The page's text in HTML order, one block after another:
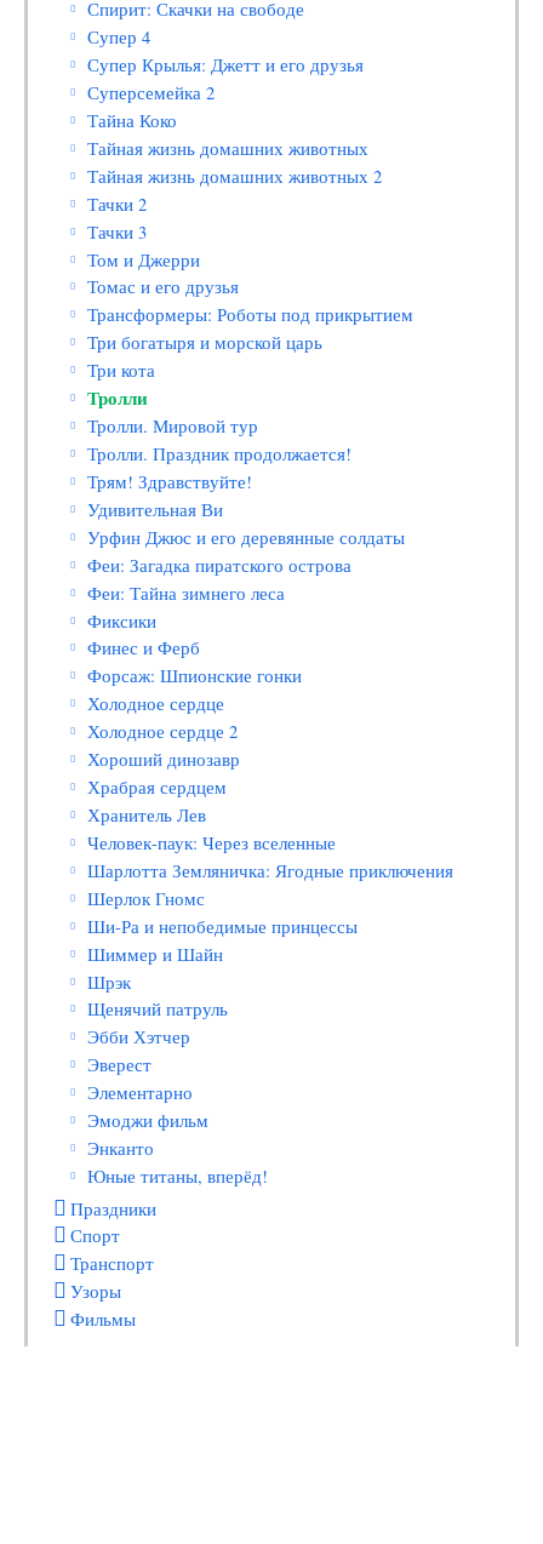
Спирит: Скачки на свободе
Супер 4
Супер Крылья: Джетт и его друзья
Суперсемейка 2
Тайна Коко
Тайная жизнь домашних животных
Тайная жизнь домашних животных 2
Тачки 2
Тачки 3
Том и Джерри
Томас и его друзья
Трансформеры: Роботы под прикрытием
Три богатыря и морской царь
Три кота
Тролли
Тролли. Мировой тур
Тролли. Праздник продолжается!
Трям! Здравствуйте!
Удивительная Ви
Урфин Джюс и его деревянные солдаты
Феи: Загадка пиратского острова
Феи: Тайна зимнего леса
Фиксики
Финес и Ферб
Форсаж: Шпионские гонки
Холодное сердце
Холодное сердце 2
Хороший динозавр
Храбрая сердцем
Хранитель Лев
Человек-паук: Через вселенные
Шарлотта Земляничка: Ягодные приключения
Шерлок Гномс
Ши-Ра и непобедимые принцессы
Шиммер и Шайн
Шрэк
Щенячий патруль
Эбби Хэтчер
Эверест
Элементарно
Эмоджи фильм
Энканто
Юные титаны, вперёд!
Праздники
Спорт
Транспорт
Узоры
Фильмы